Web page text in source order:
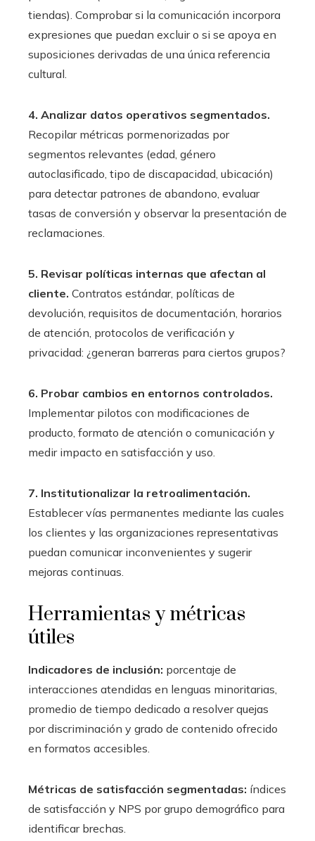
tiendas). Comprobar si la comunicación incorpora
expresiones que puedan excluir o si se apoya en
suposiciones derivadas de una única referencia
cultural.
4. Analizar datos operativos segmentados.
Recopilar métricas pormenorizadas por
segmentos relevantes (edad, género
autoclasificado, tipo de discapacidad, ubicación)
para detectar patrones de abandono, evaluar
tasas de conversión y observar la presentación de
reclamaciones.
5. Revisar políticas internas que afectan al
cliente. Contratos estándar, políticas de
devolución, requisitos de documentación, horarios
de atención, protocolos de verificación y
privacidad: ¿generan barreras para ciertos grupos?
6. Probar cambios en entornos controlados.
Implementar pilotos con modificaciones de
producto, formato de atención o comunicación y
medir impacto en satisfacción y uso.
7. Institutionalizar la retroalimentación.
Establecer vías permanentes mediante las cuales
los clientes y las organizaciones representativas
puedan comunicar inconvenientes y sugerir
mejoras continuas.
Herramientas y métricas
útiles
Indicadores de inclusión: porcentaje de
interacciones atendidas en lenguas minoritarias,
promedio de tiempo dedicado a resolver quejas
por discriminación y grado de contenido ofrecido
en formatos accesibles.
Métricas de satisfacción segmentadas: índices
de satisfacción y NPS por grupo demográfico para
identificar brechas.